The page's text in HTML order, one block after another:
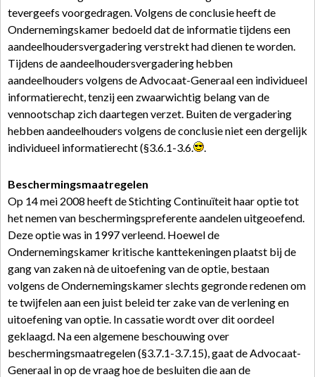
tevergeefs voorgedragen. Volgens de conclusie heeft de
Ondernemingskamer bedoeld dat de informatie tijdens een
aandeelhoudersvergadering verstrekt had dienen te worden.
Tijdens de aandeelhoudersvergadering hebben
aandeelhouders volgens de Advocaat-Generaal een individueel
informatierecht, tenzij een zwaarwichtig belang van de
vennootschap zich daartegen verzet. Buiten de vergadering
hebben aandeelhouders volgens de conclusie niet een dergelijk
individueel informatierecht (§3.6.1-3.6.
.
Beschermingsmaatregelen
Op 14 mei 2008 heeft de Stichting Continuïteit haar optie tot
het nemen van beschermingspreferente aandelen uitgeoefend.
Deze optie was in 1997 verleend. Hoewel de
Ondernemingskamer kritische kanttekeningen plaatst bij de
gang van zaken nà de uitoefening van de optie, bestaan
volgens de Ondernemingskamer slechts gegronde redenen om
te twijfelen aan een juist beleid ter zake van de verlening en
uitoefening van optie. In cassatie wordt over dit oordeel
geklaagd. Na een algemene beschouwing over
beschermingsmaatregelen (§3.7.1-3.7.15), gaat de Advocaat-
Generaal in op de vraag hoe de besluiten die aan de